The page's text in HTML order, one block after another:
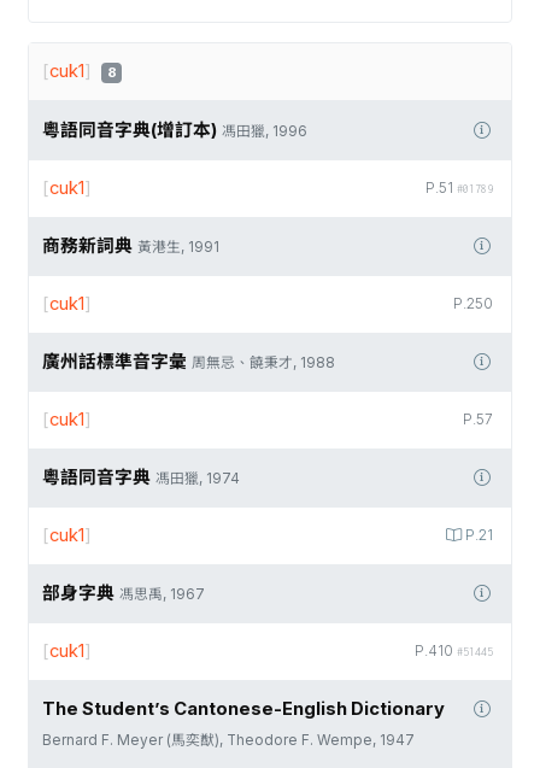
[cuk1] 8
粵語同音字典(增訂本) 馮田獵, 1996
P.51 #01789
[cuk1]
商務新詞典 黃港生, 1991
P.250
[cuk1]
廣州話標準音字彙 周無忌、饒秉才, 1988
P.57
[cuk1]
粵語同音字典 馮田獵, 1974
P.21
[cuk1]
部身字典 馮思禹, 1967
P.410 #51445
[cuk1]
The Student’s Cantonese-English Dictionary
Bernard F. Meyer (馬奕猷), Theodore F. Wempe, 1947